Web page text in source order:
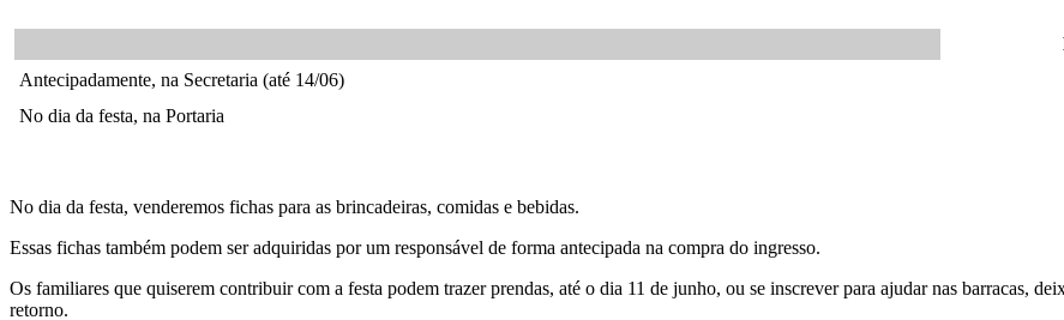
Antecipadamente, na Secretaria (até 14/06)
No dia da festa, na Portaria
No dia da festa, venderemos fichas para as brincadeiras, comidas e bebidas.
Essas fichas também podem ser adquiridas por um responsável de forma antecipada na compra do ingresso.
Os familiares que quiserem contribuir com a festa podem trazer prendas, até o dia 11 de junho, ou se inscrever para ajudar nas barracas,
retorno.